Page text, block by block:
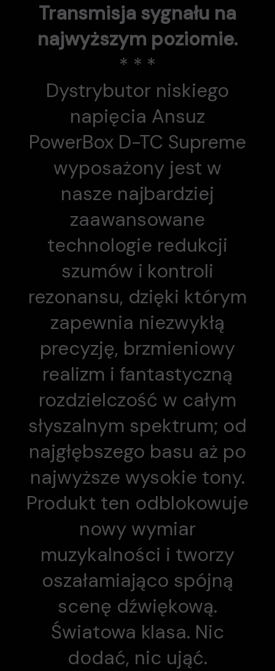
Transmisja sygnału na
najwyższym poziomie.
* * *
Dystrybutor niskiego
napięcia Ansuz
PowerBox D-TC Supreme
wyposażony jest w
nasze najbardziej
zaawansowane
technologie redukcji
szumów i kontroli
rezonansu, dzięki którym
zapewnia niezwykłą
precyzję, brzmieniowy
realizm i fantastyczną
rozdzielczość w całym
słyszalnym spektrum; od
najgłębszego basu aż po
najwyższe wysokie tony.
Produkt ten odblokowuje
nowy wymiar
muzykalności i tworzy
oszałamiająco spójną
scenę dźwiękową.
Światowa klasa. Nic
dodać, nic ująć.